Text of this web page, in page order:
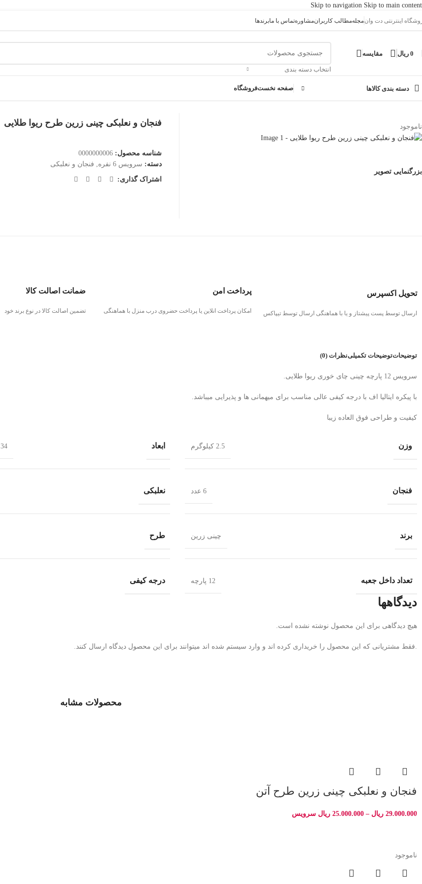
Skip to navigation Skip to main content
اینترنتی دت وانمجلهمطالب کاربرانمشاورهتماس با مابرندها
0 ریال مقایسه
انتخاب دسته بندی
دسته بندی کالاها صفحه نخستفروشگاه
ناموجود
بزرگنمایی تصویر
فنجان و نعلبکی چینی زرین طرح ریوا طلایی
شناسه محصول:0000000006
دسته: سرویس 6 نفره , فنجان و نعلبکی
اشتراک گذاری:
تحویل اکسپرس
ارسال توسط پست پیشتاز و یا با هماهنگی ارسال توسط تیپاکس
پرداخت امن
امکان پرداخت انلاین یا پرداخت حضروی درب منزل با هماهنگی
ضمانت اصالت کالا
تضمین اصالت کالا در نوع برند خود
توضیحاتتوضیحات تکمیلینظرات (0)
سرویس 12 پارچه چینی چای خوری ریوا طلایی.
با پیکره ایتالیا اف با درجه کیفی عالی مناسب برای میهمانی ها و پذیرایی میباشد.
کیفیت و طراحی فوق العاده زیبا
وزن 2.5 کیلوگرم ابعاد 34 × 20 × 8.5 سانتیمتر
فنجان 6 عدد نعلبکی
برند چینی زرین طرح
تعداد داخل جعبه 12 پارچه درجه کیفی
دیدگاهها
هیچ دیدگاهی برای این محصول نوشته نشده است.
.فقط مشتریانی که این محصول را خریداری کرده اند و وارد سیستم شده اند میتوانند برای این محصول دیدگاه ارسال کنند.
محصولات مشابه
فنجان و نعلبکی چینی زرین طرح آتن
29.000.000 ریال –
25.000.000 ریال سرویس
ناموجود